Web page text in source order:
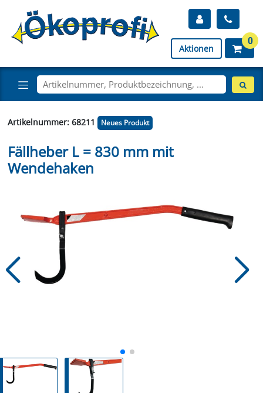
Aktionen
0
Artikelnummer: 68211 Neues Produkt
Fällheber L = 830 mm mit
Wendehaken